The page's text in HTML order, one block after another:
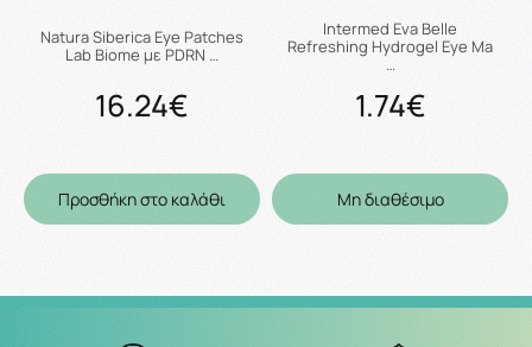
Natura Siberica Eye Patches
Lab Biome με PDRN …
16.24€
Προσθήκη στο καλάθι
Intermed Eva Belle
Refreshing Hydrogel Eye Ma
…
1.74€
Μη διαθέσιμο